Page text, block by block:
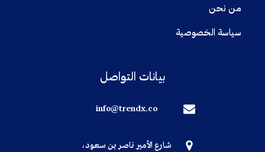
من نحن
سياسة الخصوصية
بيانات التواصل
info@trendx.co
شارع الأمير ناصر بن سعود،